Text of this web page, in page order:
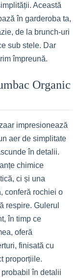
Această
în garderoba ta,
de la brunch-uri
sub stele. Dar
împreună.
Organic
impresionează
aer de simplitate
în detalii.
chimice
ci și una
conferă rochiei o
respire. Gulerul
în timp ce
oferă
finisată cu
proporțiile.
în detalii